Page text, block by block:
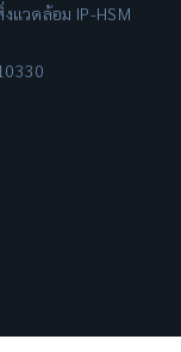
แวดล้อม IP-HSM